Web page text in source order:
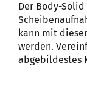
Der Body-Solid
kann mit
werden.
abgebildestes